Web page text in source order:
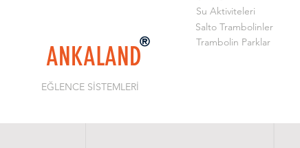
ANKALAND
EĞLENCE SİSTEMLERİ
Su Aktiviteleri
Salto Trambolinler
Trambolin Parklar